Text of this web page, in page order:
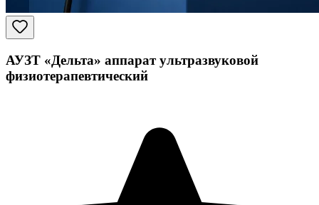
АУЗТ «Дельта» аппарат ультразвуковой
физиотерапевтический